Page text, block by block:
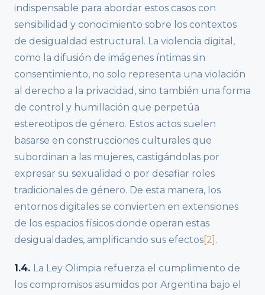
indispensable para abordar estos casos con
sensibilidad y conocimiento sobre los contextos
de desigualdad estructural. La violencia digital,
como la difusión de imágenes íntimas sin
consentimiento, no solo representa una violación
al derecho a la privacidad, sino también una forma
de control y humillación que perpetúa
estereotipos de género. Estos actos suelen
basarse en construcciones culturales que
subordinan a las mujeres, castigándolas por
expresar su sexualidad o por desafiar roles
tradicionales de género. De esta manera, los
entornos digitales se convierten en extensiones
de los espacios físicos donde operan estas
desigualdades, amplificando sus efectos[2] .
1.4. La Ley Olimpia refuerza el cumplimiento de
los compromisos asumidos por Argentina bajo el